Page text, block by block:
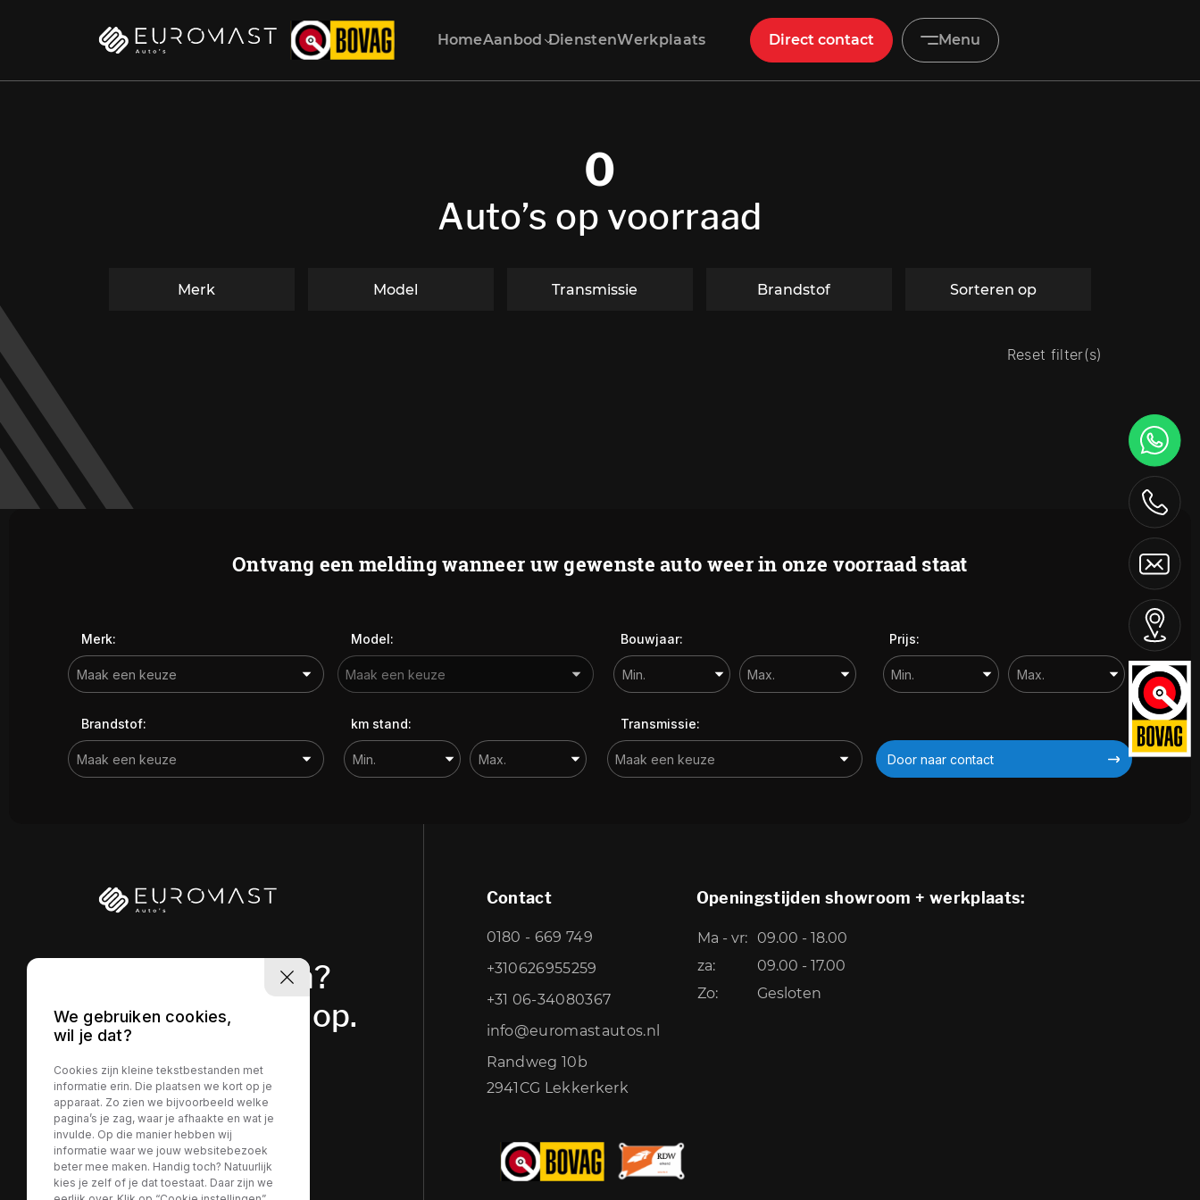
HomeAanbod DienstenWerkplaats Direct contact Menu
0
Auto’s op voorraad
Merk Model Transmissie Brandstof Sorteren op
Reset filter(s)
Ontvang een melding wanneer uw gewenste auto weer in onze voorraad staat
Merk: Model: Bouwjaar: Prijs:
Brandstof: km stand: Transmissie:
Door naar contact
Heeft u vragen?
Neem contact op.
Contact
Contact
0180 - 669 749
+310626955259
+31 06-34080367
info@euromastautos.nl
Randweg 10b
2941CG Lekkerkerk
Openingstijden showroom + werkplaats:
Ma - vr:
09.00 - 18.00
za:
09.00 - 17.00
Zo:
Gesloten
We gebruiken cookies,
wil je dat?
Cookies zijn kleine tekstbestanden met
informatie erin. Die plaatsen we kort op je
apparaat. Zo zien we bijvoorbeeld welke
pagina’s je zag, waar je afhaakte en wat je
invulde. Op die manier hebben wij
informatie waar we jouw websitebezoek
beter mee maken. Handig toch? Natuurlijk
kies je zelf of je dat toestaat. Daar zijn we